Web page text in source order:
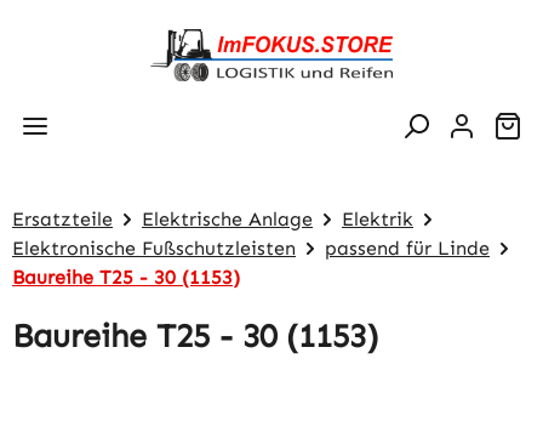
Zum Hauptinhalt springen
Ersatzteile Elektrische Anlage
Elektrik
Elektronische Fußschutzleisten
passend für Linde
Baureihe T25 - 30 (1153)
Baureihe T25 - 30 (1153)